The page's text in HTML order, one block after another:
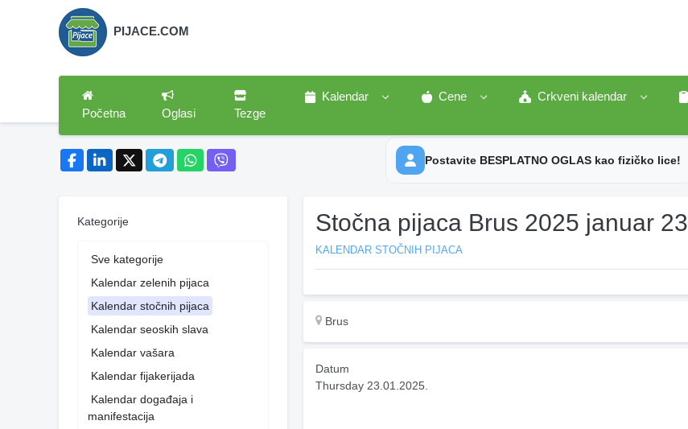
PIJACE.COM
Početna Oglasi Tezge
Kalendar Cene Crkveni kalendar
Postavite BESPLATNO OGLAS kao fizičko lice!
Kategorije
Sve kategorije
Kalendar zelenih pijaca
Kalendar stočnih pijaca
Kalendar seoskih slava
Kalendar vašara
Kalendar fijakerijada
Kalendar događaja i
manifestacija
Stočna pijaca Brus 2025 januar 23
KALENDAR STOČNIH PIJACA
Brus
Datum
Thursday 23.01.2025.